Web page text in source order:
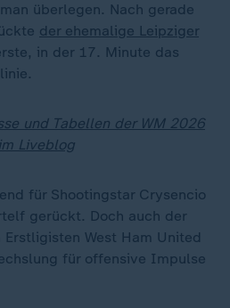
überlegen. Nach gerade
der ehemalige Leipziger
in der 17. Minute das
und Tabellen der WM 2026
Liveblog
für Shootingstar Crysencio
gerückt. Doch auch der
West Ham United
für offensive Impulse